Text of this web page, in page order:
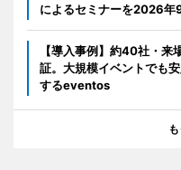
によるセミナーを2026年
【導入事例】約40社・
証。大規模イベントでも
するeventos